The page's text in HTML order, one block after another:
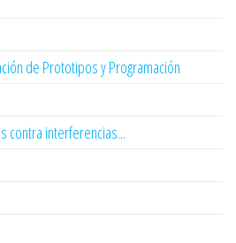
de Prototipos y Programación
contra interferencias...